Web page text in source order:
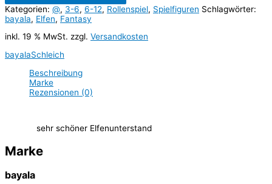
Kategorien: @, 3-6, 6-12, Rollenspiel, Spielfiguren Schlagwörter:
bayala, Elfen, Fantasy
inkl. 19 % MwSt. zzgl. Versandkosten
bayalaSchleich
Beschreibung
Marke
Rezensionen (0)
sehr schöner Elfenunterstand
Marke
bayala